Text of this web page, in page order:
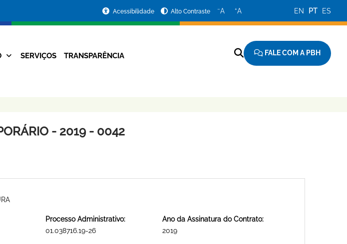
Acessibilidade Alto Contraste −A +A EN PT ES
SERVIÇOS TRANSPARÊNCIA FALE COM A PBH
- 2019 - 0042
Processo Administrativo:
01.038716.19-26
Ano da Assinatura do Contrato:
2019